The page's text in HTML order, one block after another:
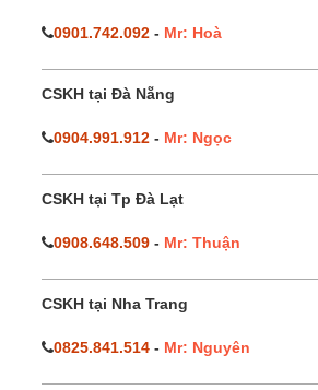
0901.742.092 - Mr: Hoà
CSKH tại Đà Nẵng
0904.991.912 - Mr: Ngọc
CSKH tại Tp Đà Lạt
0908.648.509 - Mr: Thuận
CSKH tại Nha Trang
0825.841.514 - Mr: Nguyên